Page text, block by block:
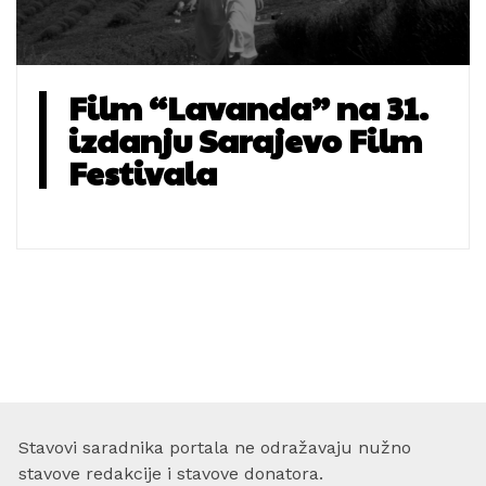
Film “Lavanda” na 31.
izdanju Sarajevo Film
Festivala
Stavovi saradnika portala ne odražavaju nužno
stavove redakcije i stavove donatora.